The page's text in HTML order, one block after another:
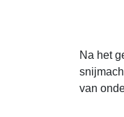
Na het
van